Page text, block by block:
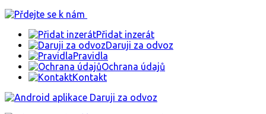
Přidat inzerát
Daruji za odvoz
Pravidla
Ochrana údajů
Kontakt